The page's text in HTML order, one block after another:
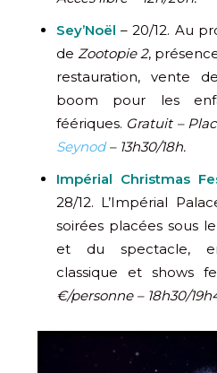
Sey’Noël – 20/12. Au
deZootopie 2,
restauration, vente
boom pour les
féériques. Gratuit –
Seynod– 13h30/18h.
Impérial Christmas
28/12. L’Impérial
soirées placées sous
et du spectacle,
classique et shows
€/personne – 18h30/